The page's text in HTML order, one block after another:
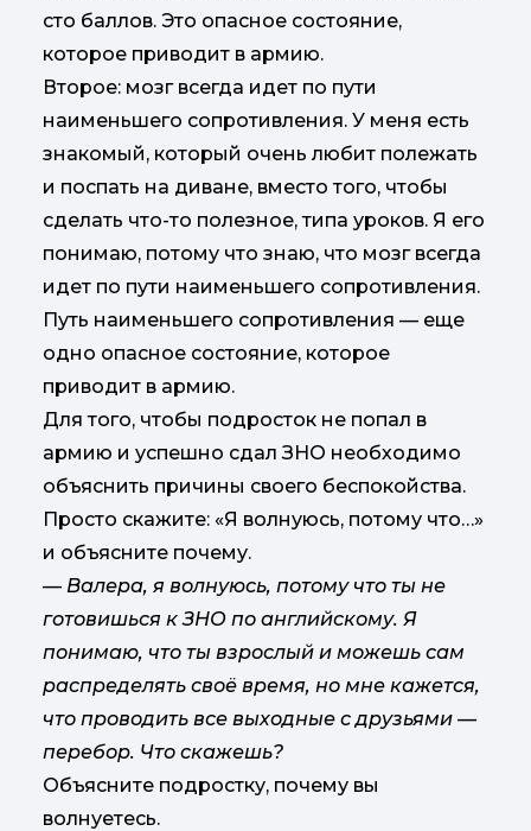
сто баллов. Это опасное состояние,
которое приводит в армию.
Второе: мозг всегда идет по пути
наименьшего сопротивления. У меня есть
знакомый, который очень любит полежать
и поспать на диване, вместо того, чтобы
сделать что-то полезное, типа уроков. Я его
понимаю, потому что знаю, что мозг всегда
идет по пути наименьшего сопротивления.
Путь наименьшего сопротивления — еще
одно опасное состояние, которое
приводит в армию.
Для того, чтобы подросток не попал в
армию и успешно сдал ЗНО необходимо
объяснить причины своего беспокойства.
Просто скажите: «Я волнуюсь, потому что…»
и объясните почему.
— Валера, я волнуюсь, потому что ты не
готовишься к ЗНО по английскому. Я
понимаю, что ты взрослый и можешь сам
распределять своё время, но мне кажется,
что проводить все выходные с друзьями —
перебор. Что скажешь?
Объясните подростку, почему вы
волнуетесь.